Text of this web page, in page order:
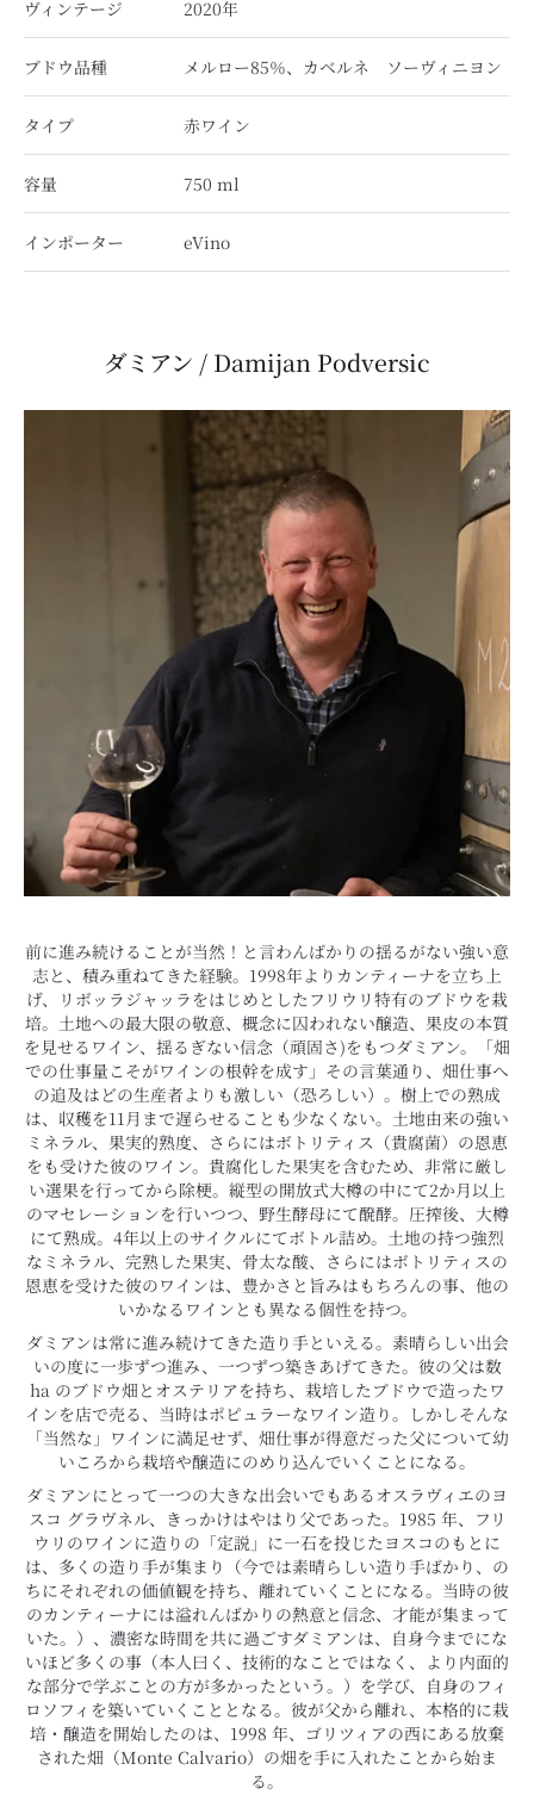
ヴィンテージ 2020年
ブドウ品種 メルロー85％、カベルネ ソーヴィニヨン
タイプ 赤ワイン
容量 750 ml
インポーター eVino
ダミアン / Damijan Podversic
前に進み続けることが当然！と言わんばかりの揺るがない強い意
志と、積み重ねてきた経験。1998年よりカンティーナを立ち上
げ、リボッラジャッラをはじめとしたフリウリ特有のブドウを栽
培。土地への最大限の敬意、概念に囚われない醸造、果皮の本質
を見せるワイン、揺るぎない信念（頑固さ)をもつダミアン。「畑
での仕事量こそがワインの根幹を成す」その言葉通り、畑仕事へ
の追及はどの生産者よりも激しい（恐ろしい）。樹上での熟成
は、収穫を11月まで遅らせることも少なくない。土地由来の強い
ミネラル、果実的熟度、さらにはボトリティス（貴腐菌）の恩恵
をも受けた彼のワイン。貴腐化した果実を含むため、非常に厳し
い選果を行ってから除梗。縦型の開放式大樽の中にて2か月以上
のマセレーションを行いつつ、野生酵母にて醗酵。圧搾後、大樽
にて熟成。4年以上のサイクルにてボトル詰め。土地の持つ強烈
なミネラル、完熟した果実、骨太な酸、さらにはボトリティスの
恩恵を受けた彼のワインは、豊かさと旨みはもちろんの事、他の
いかなるワインとも異なる個性を持つ。
ダミアンは常に進み続けてきた造り手といえる。素晴らしい出会
いの度に一歩ずつ進み、一つずつ築きあげてきた。彼の父は数
ha のブドウ畑とオステリアを持ち、栽培したブドウで造ったワ
インを店で売る、当時はポピュラーなワイン造り。しかしそんな
「当然な」ワインに満足せず、畑仕事が得意だった父について幼
いころから栽培や醸造にのめり込んでいくことになる。
ダミアンにとって一つの大きな出会いでもあるオスラヴィエのヨ
スコ グラヴネル、きっかけはやはり父であった。1985 年、フリ
ウリのワインに造りの「定説」に一石を投じたヨスコのもとに
は、多くの造り手が集まり（今では素晴らしい造り手ばかり、の
ちにそれぞれの価値観を持ち、離れていくことになる。当時の彼
のカンティーナには溢れんばかりの熱意と信念、才能が集まって
いた。）、濃密な時間を共に過ごすダミアンは、自身今までにな
いほど多くの事（本人曰く、技術的なことではなく、より内面的
な部分で学ぶことの方が多かったという。）を学び、自身のフィ
ロソフィを築いていくこととなる。彼が父から離れ、本格的に栽
培・醸造を開始したのは、1998 年、ゴリツィアの西にある放棄
された畑（Monte Calvario）の畑を手に入れたことから始ま
る。